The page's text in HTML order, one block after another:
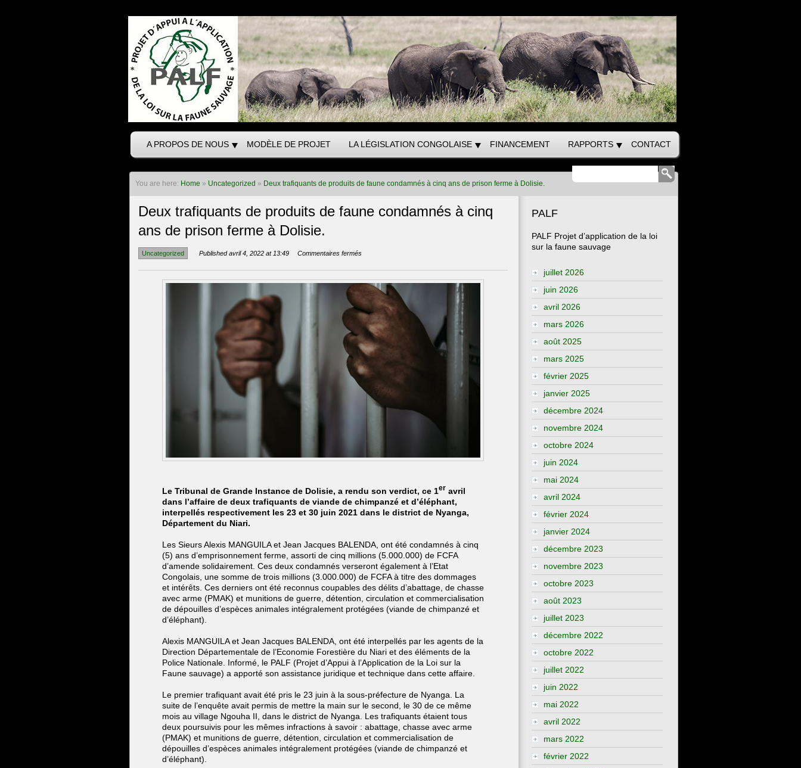
A PROPOS DE NOUS MODÈLE DE PROJET LA LÉGISLATION CONGOLAISE FINANCEMENT RAPPORTS CONTACT
You are here: Home » Uncategorized » Deux trafiquants de produits de faune condamnés à cinq ans de prison ferme à Dolisie.
Deux trafiquants de produits de faune condamnés à cinq
ans de prison ferme à Dolisie.
Uncategorized Published avril 4, 2022 at 13:49 Commentaires ferméssur
trafiquants
de
produits
de
faune
condamnés
à
cinq
ans
de
prison
ferme
Le Tribunal de Grande Instance de Dolisie, a rendu son verdict, ce 1er avril
dans l’affaire de deux trafiquants de viande de chimpanzé et d’éléphant,
interpellés respectivement les 23 et 30 juin 2021 dans le district de Nyanga,
Département du Niari.
Les Sieurs Alexis MANGUILA et Jean Jacques BALENDA, ont été condamnés à cinq
(5) ans d’emprisonnement ferme, assorti de cinq millions (5.000.000) de FCFA
d’amende solidairement. Ces deux condamnés verseront également à l’Etat
Congolais, une somme de trois millions (3.000.000) de FCFA à titre des dommages
et intérêts. Ces derniers ont été reconnus coupables des délits d’abattage, de chasse
avec arme (PMAK) et munitions de guerre, détention, circulation et commercialisation
de dépouilles d’espèces animales intégralement protégées (viande de chimpanzé et
d’éléphant).
Alexis MANGUILA et Jean Jacques BALENDA, ont été interpellés par les agents de la
Direction Départementale de l’Economie Forestière du Niari et des éléments de la
Police Nationale. Informé, le PALF (Projet d’Appui à l’Application de la Loi sur la
Faune sauvage) a apporté son assistance juridique et technique dans cette affaire.
Le premier trafiquant avait été pris le 23 juin à la sous-préfecture de Nyanga. La
suite de l’enquête avait permis de mettre la main sur le second, le 30 de ce même
mois au village Ngouha II, dans le district de Nyanga. Les trafiquants étaient tous
deux poursuivis pour les mêmes infractions à savoir : abattage, chasse avec arme
(PMAK) et munitions de guerre, détention, circulation et commercialisation de
dépouilles d’espèces animales intégralement protégées (viande de chimpanzé et
d’éléphant).
PALF
PALF Projet d’application de la loi
sur la faune sauvage
juillet 2026
juin 2026
avril 2026
mars 2026
août 2025
mars 2025
février 2025
janvier 2025
décembre 2024
novembre 2024
octobre 2024
juin 2024
mai 2024
avril 2024
février 2024
janvier 2024
décembre 2023
novembre 2023
octobre 2023
août 2023
juillet 2023
décembre 2022
octobre 2022
juillet 2022
juin 2022
mai 2022
avril 2022
mars 2022
février 2022